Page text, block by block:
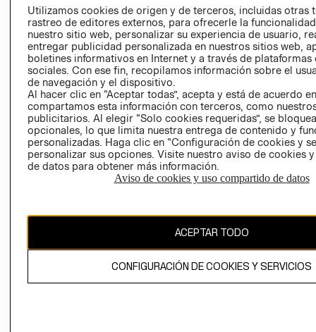
COOKIES
LIBRO DE
Ecuador ($)
CAMBIAR REGIÓN
El contenido de esta página web está protegido por copyright y es
propiedad de H&M Hennes & Mauritz AB.
Utilizamos cookies de origen y de terceros, incluidas otras
rastreo de editores externos, para ofrecerle la
nuestro sitio web, personalizar su experiencia de usuario,
entregar publicidad personalizada en nuestros sitios web,
boletines informativos en Internet y a través de plataformas
sociales. Con ese fin, recopilamos información sobre el
de navegación y el dispositivo.
Al hacer clic en “Aceptar todas”, acepta y está de acuerdo
compartamos esta información con terceros, como
publicitarios. Al elegir “Solo cookies requeridas”, se
opcionales, lo que limita nuestra entrega de contenido y
personalizadas. Haga clic en “Configuración de cookies y
personalizar sus opciones. Visite nuestro aviso de cookies
de datos para obtener más información.
Aviso de cookies y uso compartido de datos
ACEPTAR TODO
CONFIGURACIÓN DE COOKIES Y SERVICIOS